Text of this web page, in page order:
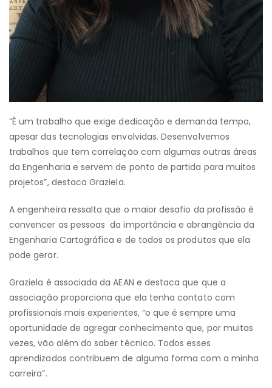
“É um trabalho que exige dedicação e demanda tempo,
apesar das tecnologias envolvidas. Desenvolvemos
trabalhos que tem correlação com algumas outras áreas
da Engenharia e servem de ponto de partida para muitos
projetos”, destaca Graziela.
A engenheira ressalta que o maior desafio da profissão é
convencer as pessoas da importância e abrangência da
Engenharia Cartográfica e de todos os produtos que ela
pode gerar.
Graziela é associada da AEAN e destaca que que a
associação proporciona que ela tenha contato com
profissionais mais experientes, “o que é sempre uma
oportunidade de agregar conhecimento que, por muitas
vezes, vão além do saber técnico. Todos esses
aprendizados contribuem de alguma forma com a minha
carreira”.